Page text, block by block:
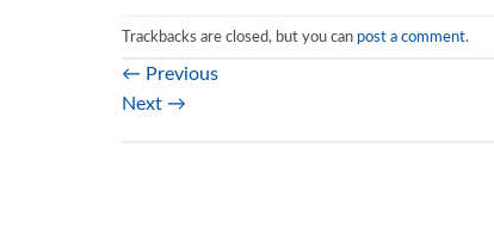
Trackbacks are closed, but you can post a comment.
← Previous
Next →